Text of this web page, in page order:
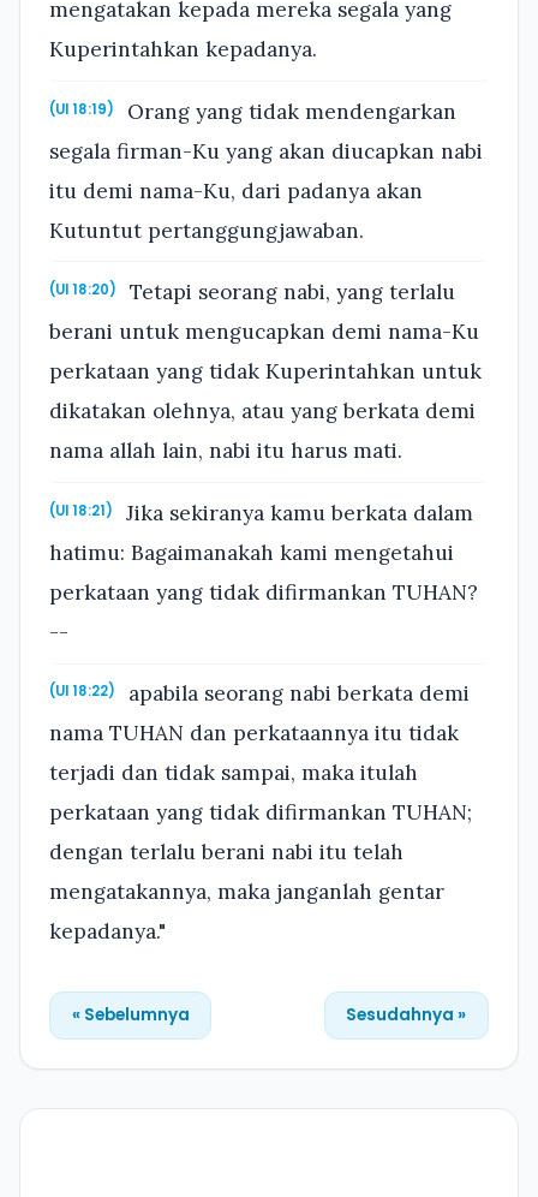
mengatakan kepada mereka segala yang
Kuperintahkan kepadanya.
(Ul 18:19)
Orang yang tidak mendengarkan
segala firman-Ku yang akan diucapkan nabi
itu demi nama-Ku, dari padanya akan
Kutuntut pertanggungjawaban.
(Ul 18:20)
Tetapi seorang nabi, yang terlalu
berani untuk mengucapkan demi nama-Ku
perkataan yang tidak Kuperintahkan untuk
dikatakan olehnya, atau yang berkata demi
nama allah lain, nabi itu harus mati.
(Ul 18:21)
Jika sekiranya kamu berkata dalam
hatimu: Bagaimanakah kami mengetahui
perkataan yang tidak difirmankan TUHAN?
--
(Ul 18:22)
apabila seorang nabi berkata demi
nama TUHAN dan perkataannya itu tidak
terjadi dan tidak sampai, maka itulah
perkataan yang tidak difirmankan TUHAN;
dengan terlalu berani nabi itu telah
mengatakannya, maka janganlah gentar
kepadanya."
« Sebelumnya Sesudahnya »